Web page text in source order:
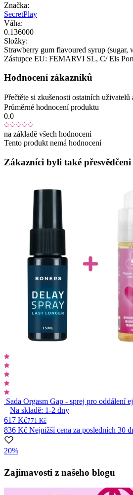
Značka:
SecretPlay
Váha:
0.136000
Složky:
Strawberry gum flavoured syrup
Zástupce EU: FEMARVI SL, C/ Els
Hodnocení zákazníků
Přečtěte si zkušenosti ostatních
Průměrné hodnocení produktu
0.0
na základě všech hodnocení
Tento produkt nemá hodnocení
Zákazníci byli také
Sada Orgasm Gap - sprej pro oddálení
Na skladě: 1-2 dny
617 Kč771 Kč
836 Kč Nejnižší cena za posledních 30
20%
1
10
Zajímavosti z našeho blogu